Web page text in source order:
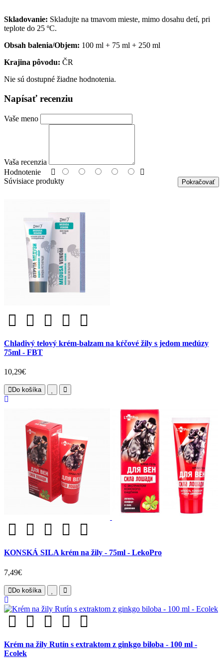
Skladovanie: Skladujte na tmavom mieste, mimo dosahu detí, pri
teplote do 25 ºC.
Obsah balenia/Objem: 100 ml + 75 ml + 250 ml
Krajina pôvodu: ČR
Nie sú dostupné žiadne hodnotenia.
Napísať recenziu
Vaše meno
Vaša recenzia
Hodnotenie
Pokračovať
Súvisiace produkty
Chladivý telový krém-balzam na kŕčové žily s jedom medúzy
75ml - FBT
10,29€
Do košíka
KONSKÁ SILA krém na žily - 75ml - LekoPro
7,49€
Do košíka
Krém na žily Rutín s extraktom z ginkgo biloba - 100 ml -
Ecolek